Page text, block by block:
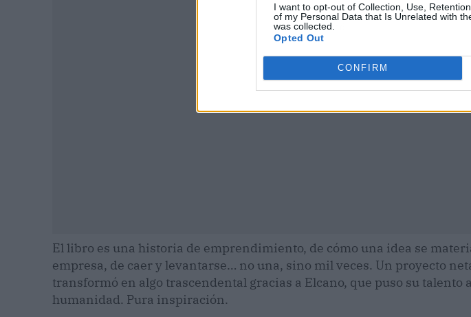
I want to opt-out of Collection, Use,
of my Personal Data that Is Unrelated with
was collected.
Opted Out
CONFIRM
Publicidad
El libro es una historia de emprendimiento, de cómo una idea se
empresa, de caer y levantarse… no una, sino mil veces. Un proyecto
transformó en algo trascendental gracias a Elcano, que puso su talento
humanidad. Pura inspiración.